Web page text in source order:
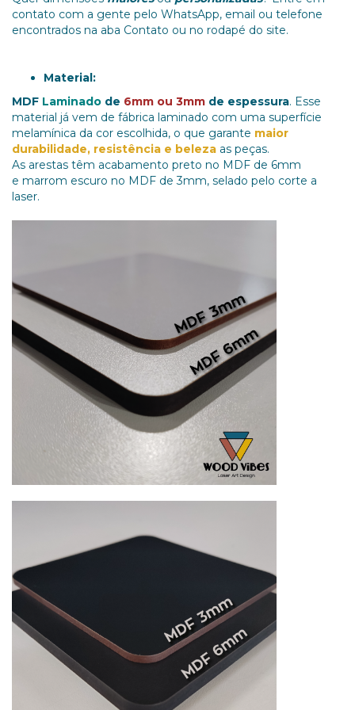
contato com a gente pelo WhatsApp, email ou telefone
encontrados na aba Contato ou no rodapé do site.
Material:
MDF Laminado de 6mm ou 3mm de espessura. Esse
material já vem de fábrica laminado com uma superfície
melamínica da cor escolhida, o que garante maior
durabilidade, resistência e beleza as peças.
As arestas têm acabamento preto no MDF de 6mm
e marrom escuro no MDF de 3mm, selado pelo corte a
laser.